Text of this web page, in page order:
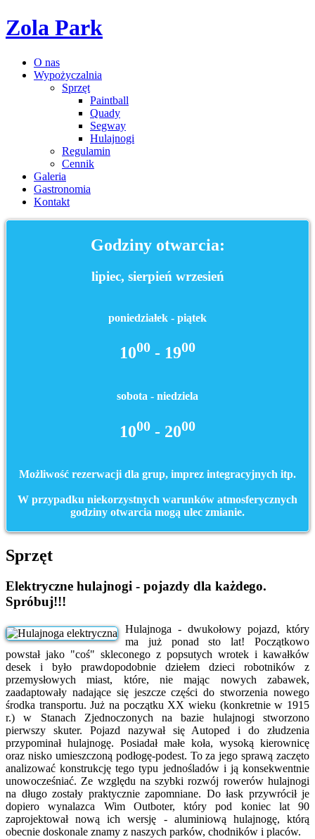
Zola Park
O nas
Wypożyczalnia
Sprzęt
Paintball
Quady
Segway
Hulajnogi
Regulamin
Cennik
Galeria
Gastronomia
Kontakt
Godziny otwarcia:
lipiec, sierpień wrzesień
poniedziałek - piątek
1000 - 1900
sobota - niedziela
1000 - 2000
Możliwość rezerwacji dla grup, imprez integracyjnych itp.
W przypadku niekorzystnych warunków atmosferycznych
godziny otwarcia mogą ulec zmianie.
Sprzęt
Elektryczne hulajnogi - pojazdy dla każdego.
Spróbuj!!!
Hulajnoga - dwukołowy pojazd, który
ma już ponad sto lat! Początkowo
powstał jako "coś" skleconego z popsutych wrotek i kawałków
desek i było prawdopodobnie dziełem dzieci robotników z
przemysłowych miast, które, nie mając nowych zabawek,
zaadaptowały nadające się jeszcze części do stworzenia nowego
środka transportu. Już na początku XX wieku (konkretnie w 1915
r.) w Stanach Zjednoczonych na bazie hulajnogi stworzono
pierwszy skuter. Pojazd nazywał się Autoped i do złudzenia
przypominał hulajnogę. Posiadał małe koła, wysoką kierownicę
oraz nisko umieszczoną podłogę-podest. To za jego sprawą zaczęto
analizować konstrukcję tego typu jednośladów i ją konsekwentnie
unowocześniać. Ze względu na szybki rozwój rowerów hulajnogi
na długo zostały praktycznie zapomniane. Do łask przywrócił je
dopiero wynalazca Wim Outboter, który pod koniec lat 90
zaprojektował nową ich wersję - aluminiową hulajnogę, którą
obecnie doskonale znamy z naszych parków, chodników i placów.